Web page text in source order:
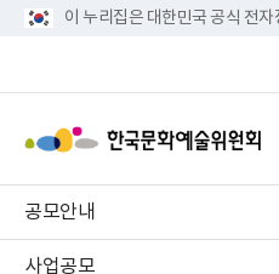
이 누리집은 대한민국 공식 전
공모안내
사업공모